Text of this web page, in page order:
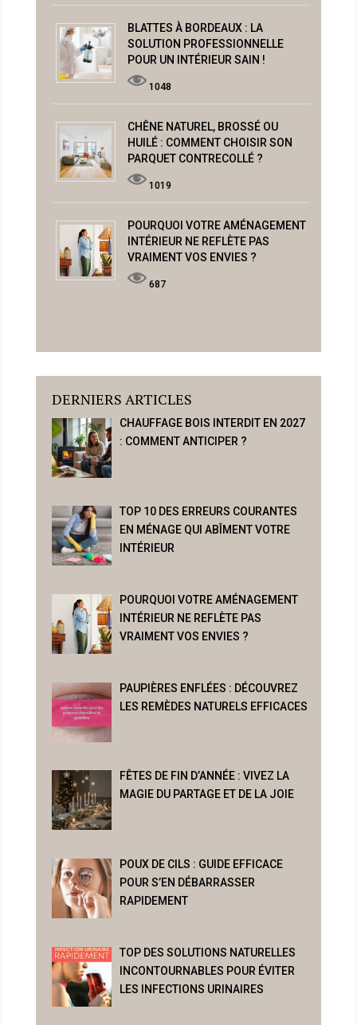
BLATTES À BORDEAUX : LA
SOLUTION PROFESSIONNELLE
POUR UN INTÉRIEUR SAIN !
1048
CHÊNE NATUREL, BROSSÉ OU
HUILÉ : COMMENT CHOISIR SON
PARQUET CONTRECOLLÉ ?
1019
POURQUOI VOTRE AMÉNAGEMENT
INTÉRIEUR NE REFLÈTE PAS
VRAIMENT VOS ENVIES ?
687
DERNIERS ARTICLES
CHAUFFAGE BOIS INTERDIT EN 2027
: COMMENT ANTICIPER ?
TOP 10 DES ERREURS COURANTES
EN MÉNAGE QUI ABÎMENT VOTRE
INTÉRIEUR
POURQUOI VOTRE AMÉNAGEMENT
INTÉRIEUR NE REFLÈTE PAS
VRAIMENT VOS ENVIES ?
PAUPIÈRES ENFLÉES : DÉCOUVREZ
LES REMÈDES NATURELS EFFICACES
FÊTES DE FIN D’ANNÉE : VIVEZ LA
MAGIE DU PARTAGE ET DE LA JOIE
POUX DE CILS : GUIDE EFFICACE
POUR S’EN DÉBARRASSER
RAPIDEMENT
TOP DES SOLUTIONS NATURELLES
INCONTOURNABLES POUR ÉVITER
LES INFECTIONS URINAIRES